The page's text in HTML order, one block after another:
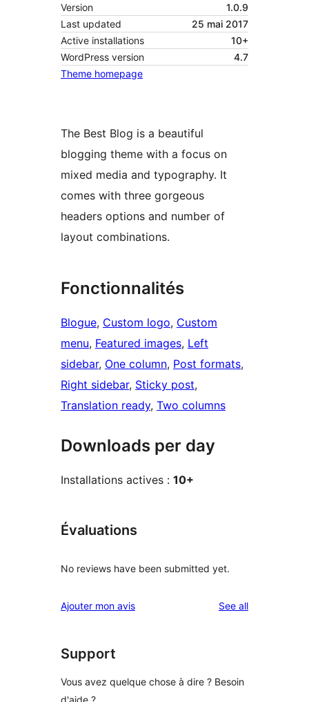
Version
1.0.9
Last updated
25 mai 2017
Active installations
10+
WordPress version
4.7
Theme homepage
The Best Blog is a beautiful
blogging theme with a focus on
mixed media and typography. It
comes with three gorgeous
headers options and number of
layout combinations.
Fonctionnalités
Blogue, Custom logo, Custom
menu, Featured images, Left
sidebar, One column, Post formats
Right sidebar, Sticky post
Translation ready, Two columns
Downloads per day
Installations actives : 10+
Évaluations
No reviews have been submitted yet.
Ajouter mon avis See allreviews
Support
Vous avez quelque chose à dire ? Besoin